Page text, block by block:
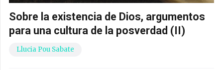
Sobre la existencia de Dios, argumentos
para una cultura de la posverdad (II)
Llucia Pou Sabate